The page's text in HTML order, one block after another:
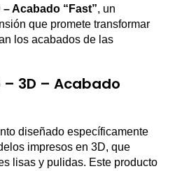
– Acabado “Fast”, un
que promete transformar
los acabados de las
– 3D – Acabado
diseñado específicamente
impresos en 3D, que
lisas y pulidas. Este producto